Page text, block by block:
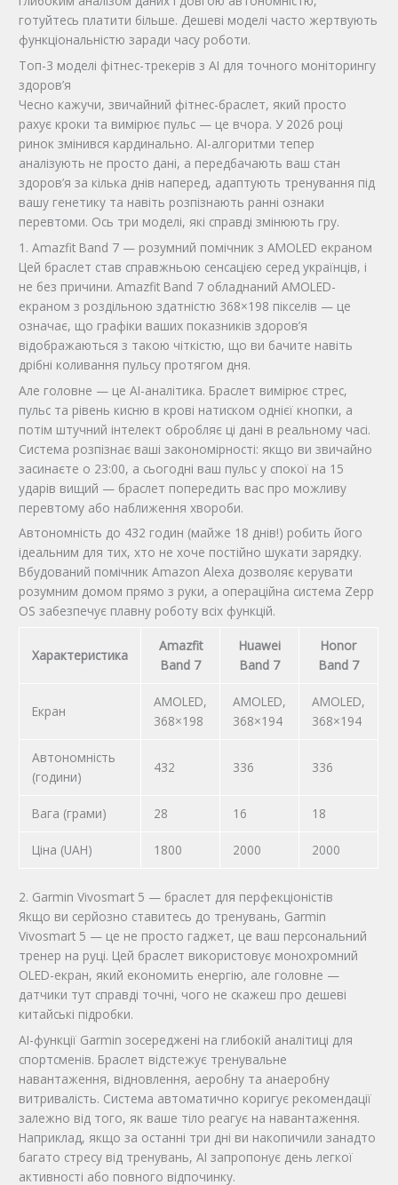
готуйтесь платити більше. Дешеві моделі часто жертвують
функціональністю заради часу роботи.
Топ-3 моделі фітнес-трекерів з AI для точного моніторингу
здоров’я
Чесно кажучи, звичайний фітнес-браслет, який просто
рахує кроки та вимірює пульс — це вчора. У 2026 році
ринок змінився кардинально. AI-алгоритми тепер
аналізують не просто дані, а передбачають ваш стан
здоров’я за кілька днів наперед, адаптують тренування під
вашу генетику та навіть розпізнають ранні ознаки
перевтоми. Ось три моделі, які справді змінюють гру.
1. Amazfit Band 7 — розумний помічник з AMOLED екраном
Цей браслет став справжньою сенсацією серед українців, і
не без причини. Amazfit Band 7 обладнаний AMOLED-
екраном з роздільною здатністю 368×198 пікселів — це
означає, що графіки ваших показників здоров’я
відображаються з такою чіткістю, що ви бачите навіть
дрібні коливання пульсу протягом дня.
Але головне — це AI-аналітика. Браслет вимірює стрес,
пульс та рівень кисню в крові натиском однієї кнопки, а
потім штучний інтелект обробляє ці дані в реальному часі.
Система розпізнає ваші закономірності: якщо ви звичайно
засинаєте о 23:00, а сьогодні ваш пульс у спокої на 15
ударів вищий — браслет попередить вас про можливу
перевтому або наближення хвороби.
Автономність до 432 годин (майже 18 днів!) робить його
ідеальним для тих, хто не хоче постійно шукати зарядку.
Вбудований помічник Amazon Alexa дозволяє керувати
розумним домом прямо з руки, а операційна система Zepp
OS забезпечує плавну роботу всіх функцій.
Характеристика
Amazfit
Band 7
Huawei
Band 7
Honor
Band 7
Екран
AMOLED,
368×198
AMOLED,
368×194
AMOLED,
368×194
Автономність
(години)
432 336 336
Вага (грами) 28 16 18
Ціна (UAH) 1800 2000 2000
2. Garmin Vivosmart 5 — браслет для перфекціоністів
Якщо ви серйозно ставитесь до тренувань, Garmin
Vivosmart 5 — це не просто гаджет, це ваш персональний
тренер на руці. Цей браслет використовує монохромний
OLED-екран, який економить енергію, але головне —
датчики тут справді точні, чого не скажеш про дешеві
китайські підробки.
AI-функції Garmin зосереджені на глибокій аналітиці для
спортсменів. Браслет відстежує тренувальне
навантаження, відновлення, аеробну та анаеробну
витривалість. Система автоматично коригує рекомендації
залежно від того, як ваше тіло реагує на навантаження.
Наприклад, якщо за останні три дні ви накопичили занадто
багато стресу від тренувань, AI запропонує день легкої
активності або повного відпочинку.